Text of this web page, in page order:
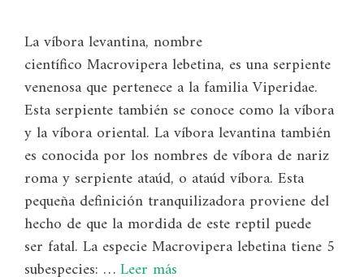
La víbora levantina, nombre
científico Macrovipera lebetina, es una serpiente
venenosa que pertenece a la familia Viperidae.
Esta serpiente también se conoce como la víbora
y la víbora oriental. La víbora levantina también
es conocida por los nombres de víbora de nariz
roma y serpiente ataúd, o ataúd víbora. Esta
pequeña definición tranquilizadora proviene del
hecho de que la mordida de este reptil puede
ser fatal. La especie Macrovipera lebetina tiene 5
subespecies: …Leer más